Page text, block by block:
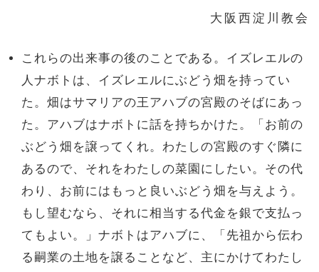
大阪西淀川教会
これらの出来事の後のことである。イズレエルの
人ナボトは、イズレエルにぶどう畑を持ってい
た。畑はサマリアの王アハブの宮殿のそばにあっ
た。アハブはナボトに話を持ちかけた。「お前の
ぶどう畑を譲ってくれ。わたしの宮殿のすぐ隣に
あるので、それをわたしの菜園にしたい。その代
わり、お前にはもっと良いぶどう畑を与えよう。
もし望むなら、それに相当する代金を銀で支払っ
てもよい。」ナボトはアハブに、「先祖から伝わ
る嗣業の土地を譲ることなど、主にかけてわたし